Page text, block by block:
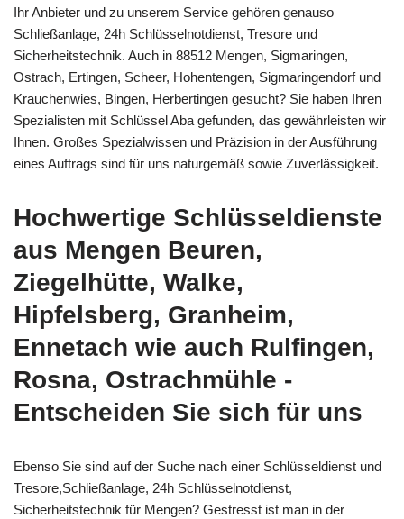
Ihr Anbieter und zu unserem Service gehören genauso
Schließanlage, 24h Schlüsselnotdienst, Tresore und
Sicherheitstechnik. Auch in 88512 Mengen, Sigmaringen,
Ostrach, Ertingen, Scheer, Hohentengen, Sigmaringendorf und
Krauchenwies, Bingen, Herbertingen gesucht? Sie haben Ihren
Spezialisten mit Schlüssel Aba gefunden, das gewährleisten wir
Ihnen. Großes Spezialwissen und Präzision in der Ausführung
eines Auftrags sind für uns naturgemäß sowie Zuverlässigkeit.
Hochwertige Schlüsseldienste
aus Mengen Beuren,
Ziegelhütte, Walke,
Hipfelsberg, Granheim,
Ennetach wie auch Rulfingen,
Rosna, Ostrachmühle -
Entscheiden Sie sich für uns
Ebenso Sie sind auf der Suche nach einer Schlüsseldienst und
Tresore,Schließanlage, 24h Schlüsselnotdienst,
Sicherheitstechnik für Mengen? Gestresst ist man in der